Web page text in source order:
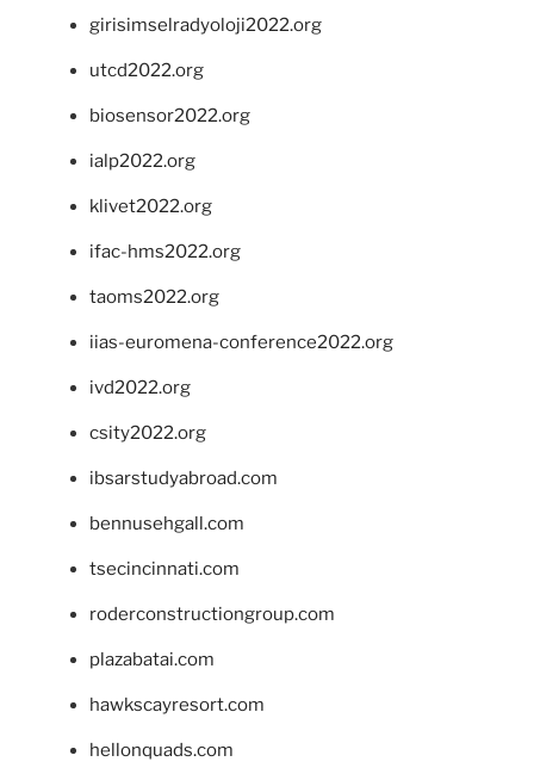
girisimselradyoloji2022.org
utcd2022.org
biosensor2022.org
ialp2022.org
klivet2022.org
ifac-hms2022.org
taoms2022.org
iias-euromena-conference2022.org
ivd2022.org
csity2022.org
ibsarstudyabroad.com
bennusehgall.com
tsecincinnati.com
roderconstructiongroup.com
plazabatai.com
hawkscayresort.com
hellonquads.com